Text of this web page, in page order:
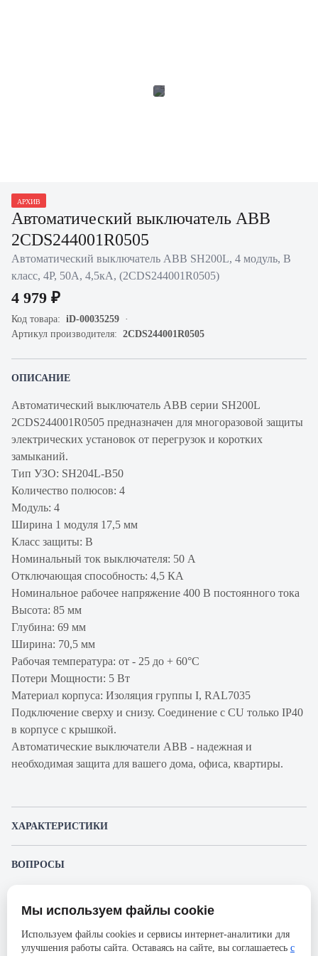
АРХИВ
Автоматический выключатель ABB
2CDS244001R0505
Автоматический выключатель ABB SH200L, 4 модуль, B
класс, 4P, 50А, 4,5кА, (2CDS244001R0505)
4 979 ₽
Код товара: iD-00035259
Артикул производителя: 2CDS244001R0505
ОПИСАНИЕ
Автоматический выключатель ABB серии SH200L
2CDS244001R0505 предназначен для многоразовой защиты
электрических установок от перегрузок и коротких
замыканий.
Тип УЗО: SH204L-B50
Количество полюсов: 4
Модуль: 4
Ширина 1 модуля 17,5 мм
Класс защиты: B
Номинальный ток выключателя: 50 А
Отключающая способность: 4,5 КА
Номинальное рабочее напряжение 400 В постоянного тока
Высота: 85 мм
Глубина: 69 мм
Ширина: 70,5 мм
Рабочая температура: от - 25 до + 60°С
Потери Мощности: 5 Вт
Материал корпуса: Изоляция группы I, RAL7035
Подключение сверху и снизу. Соединение с CU только IP40
в корпусе с крышкой.
Автоматические выключатели ABB - надежная и
необходимая защита для вашего дома, офиса, квартиры.
ХАРАКТЕРИСТИКИ
Производитель
Серия
SH200L
ВОПРОСЫ
Пожалуйста, авторизуйтесь, чтобы иметь
Представленные изображения и характеристики могут отличаться от реального
без предварительного уведомления. Компания АйДистрибьют не несёт
ответственности в случае не соответствия текущей модели товаров фотографиям,
Мы используем файлы cookie
Используем файлы cookies и сервисы интернет-аналитики для
улучшения работы сайта. Оставаясь на сайте, вы соглашаетесь с